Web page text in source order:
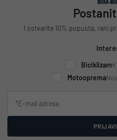
I ostvarite 10% popusta, rani
Biciklizam
Motooprema